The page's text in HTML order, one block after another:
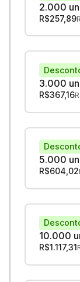
2.000
R$257,89
3.000
R$367,16
5.000
R$604,02
10.000
R$1.117,31